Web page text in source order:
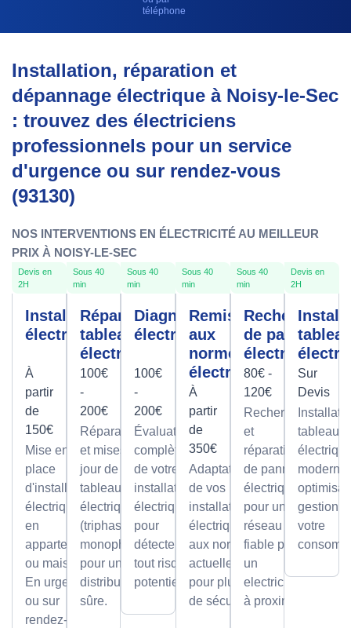
téléphone
Installation, réparation et
dépannage électrique à Noisy-le-Sec
: trouvez des électriciens
professionnels pour un service
d'urgence ou sur rendez-vous
(93130)
NOS INTERVENTIONS EN ÉLECTRICITÉ AU MEILLEUR
PRIX À NOISY-LE-SEC
Devis en
2H
Installation
électrique
À
partir
de
150€
Mise en
place
d'installations
électriques
en
appartement
ou maison.
En urgence
ou sur
rendez-vous
Sous 40
min
Réparation
tableau
électrique
100€
-
200€
Réparations
et mises à
jour de
tableaux
électriques
(triphasé ou
monophasé)
pour une
distribution
sûre.
Sous 40
min
Diagnostic
électrique
100€
-
200€
Évaluation
complète
de votre
installation
électrique
pour
détecter
tout risque
potentiel.
Sous 40
min
Remise
aux
normes
électrique
À
partir
de
350€
Adaptation
de vos
installations
électriques
aux normes
actuelles
pour plus
de sécurité.
Sous 40
min
Recherche
de panne
électrique
80€ -
120€
Recherche
et
réparation
de pannes
électriques
pour un
réseau
fiable par
un
electricien
à proximité
Devis en
2H
Sur
Devis
tableaux
gestion
votre